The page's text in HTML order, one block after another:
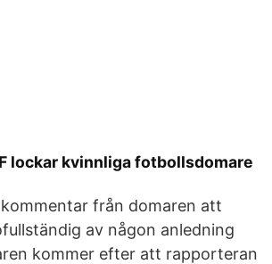
lockar kvinnliga fotbollsdomare
från domaren att
av någon anledning
kommer efter att rapporteran